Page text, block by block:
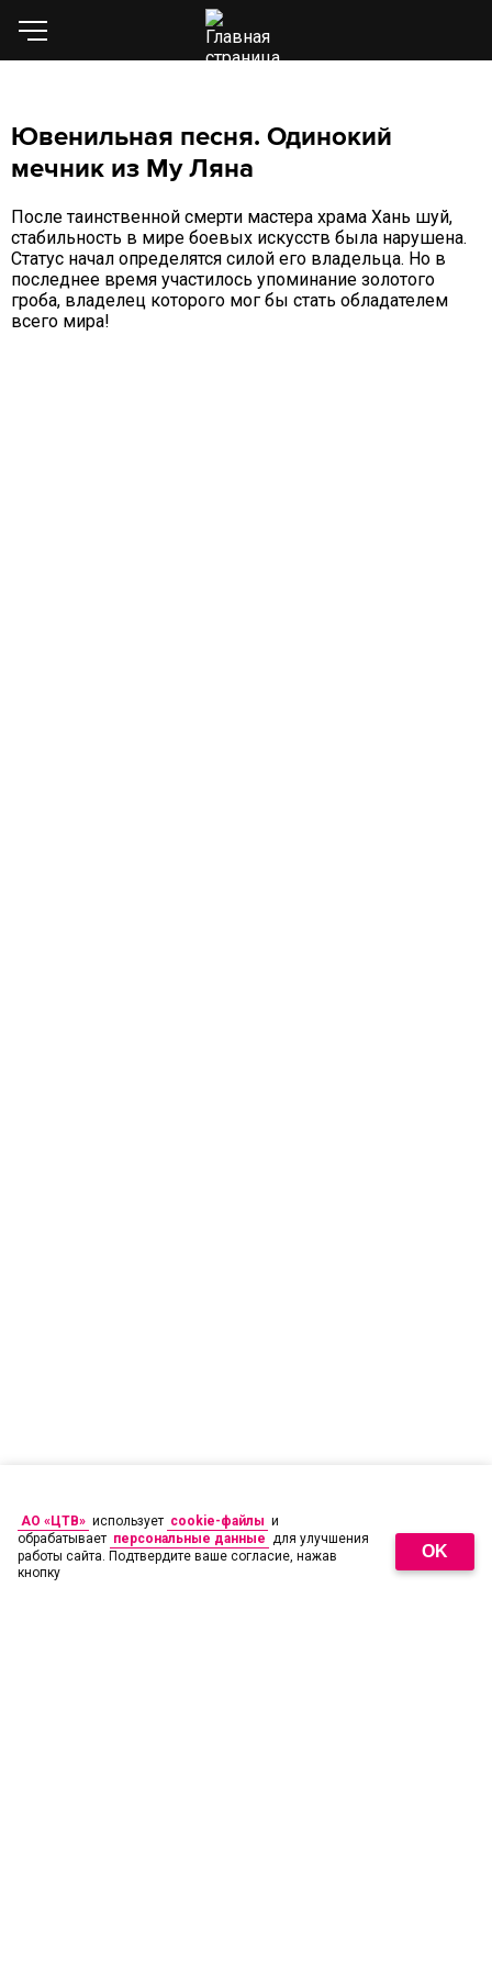
Ювенильная песня. Одинокий
мечник из Му Ляна
После таинственной смерти мастера храма Хань шуй,
стабильность в мире боевых искусств была нарушена.
Статус начал определятся силой его владельца. Но в
последнее время участилось упоминание золотого
гроба, владелец которого мог бы стать обладателем
всего мира!
АО «ЦТВ» использует cookie-файлы и
обрабатывает персональные данные для улучшения
работы сайта. Подтвердите ваше согласие, нажав
кнопку
OK